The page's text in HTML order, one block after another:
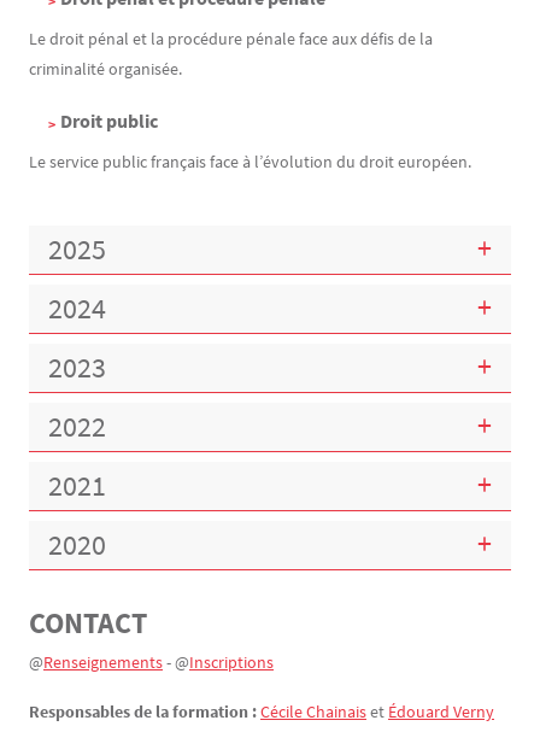
Le droit pénal et la procédure pénale face aux défis de la
criminalité organisée.
Droit public
Le service public français face à l’évolution du droit européen.
2025
2024
2023
2022
2021
2020
Texte
CONTACT
@Renseignements- @Inscriptions
Responsables de la formation :Cécile Chainaiset Édouard Verny